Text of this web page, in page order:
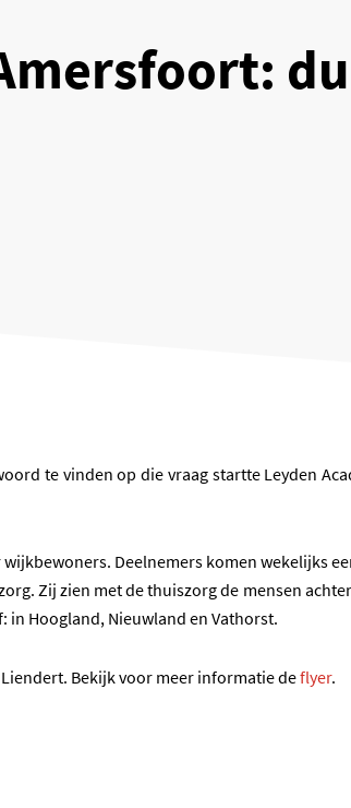
te vinden op die vraag startte Leyden
Deelnemers komen wekelijks
Zij zien met de thuiszorg de mensen
Hoogland, Nieuwland en Vathorst.
Bekijk voor meer informatie deflyer.